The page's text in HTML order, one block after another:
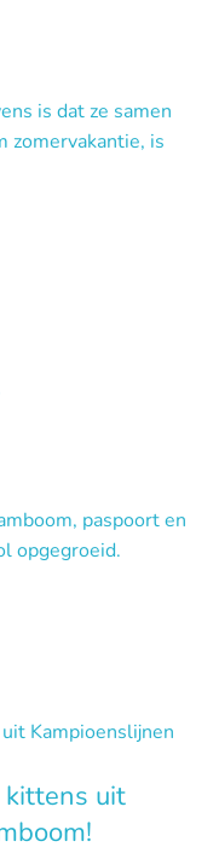
is dat ze samen
zomervakantie, is
paspoort en
opgegroeid.
kittens uit